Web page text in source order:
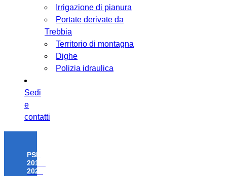
Irrigazione di pianura
Portate derivate da
Trebbia
Territorio di montagna
Dighe
Polizia idraulica
Sedi
e
contatti
PSR
2014-
2020